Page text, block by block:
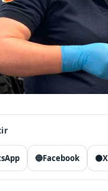
🔵Facebook ⚫X